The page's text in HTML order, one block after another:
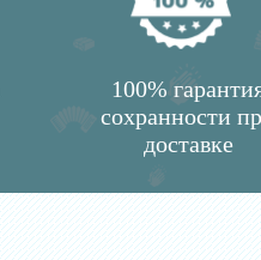
100%
сохранности
доставке